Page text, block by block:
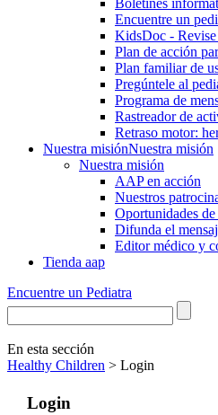
Boletines
Encuentre un
KidsDoc - Revise
Plan de acción
Plan familiar de
Pregúntele al
Programa de
Rastre​​ador de
Retraso motor:
Nuestra misiónNuestra misión
Nuestra misión
AAP en acción
Nuestros
Oportunidades
Difunda el
Editor médico y
Tienda aap
Encuentre un Pediatra
En esta sección
Healthy Children > Login
Login